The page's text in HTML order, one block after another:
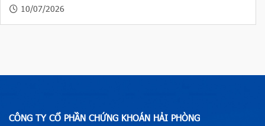
10/07/2026
CÔNG TY CỔ PHẦN CHỨNG KHOÁN HẢI PHÒNG